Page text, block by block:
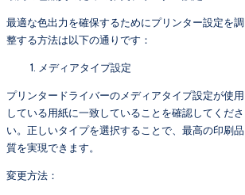
最適な色出力を確保するためにプリンター設定を調
整する方法は以下の通りです：
メディアタイプ設定
プリンタードライバーのメディアタイプ設定が使用
している用紙に一致していることを確認してくださ
い。正しいタイプを選択することで、最高の印刷品
質を実現できます。
変更方法：